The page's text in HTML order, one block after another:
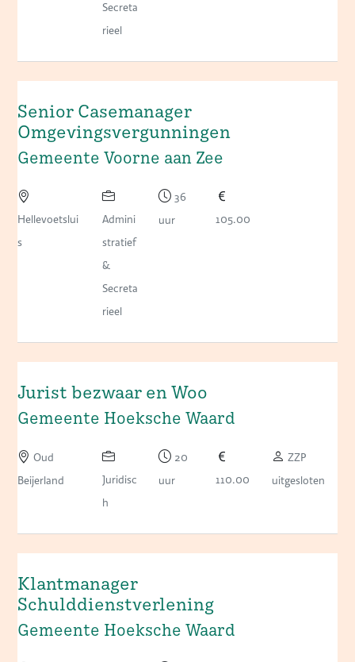
Secreta
rieel
Senior Casemanager
Omgevingsvergunningen
Gemeente Voorne aan Zee
Hellevoetslui
s
Admini
stratief
&
Secreta
rieel
36
uur
105.00
Jurist bezwaar en Woo
Gemeente Hoeksche Waard
Oud
Beijerland
Juridisc
h
20
uur
110.00
ZZP
uitgesloten
Klantmanager
Schulddienstverlening
Gemeente Hoeksche Waard